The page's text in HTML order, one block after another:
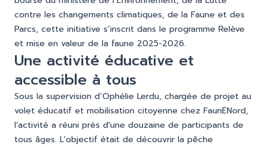
contre les changements climatiques, de la Faune et des
Parcs, cette initiative s’inscrit dans le programme Relève
et mise en valeur de la faune 2025-2026.
Une activité éducative et
accessible à tous
Sous la supervision d’Ophélie Lerdu, chargée de projet au
volet éducatif et mobilisation citoyenne chez FaunENord,
l’activité a réuni près d'une douzaine de participants de
tous âges. L’objectif était de découvrir la pêche